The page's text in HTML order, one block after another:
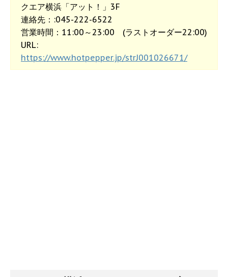
クエア横浜「アット！」3F
連絡先：:045-222-6522
営業時間：11:00～23:00 (ラストオーダー22:00)
URL:
https://www.hotpepper.jp/strJ001026671/